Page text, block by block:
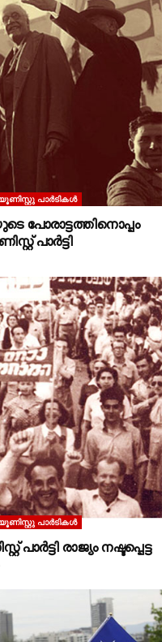
പാര്‍ടികള്‍
പോരാട്ടത്തിനൊപ്പം
പാർട്ടി
പാര്‍ടികള്‍
പാർട്ടി രാജ്യം നഷ്ടപ്പെട്ട